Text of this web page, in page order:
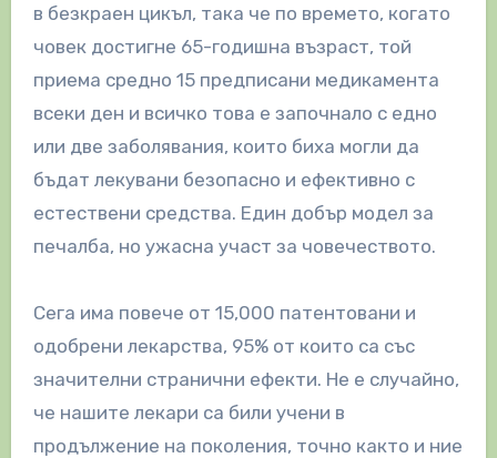
в безкраен цикъл, така че по времето, когато
човек достигне 65-годишна възраст, той
приема средно 15 предписани медикамента
всеки ден и всичко това е започнало с едно
или две заболявания, които биха могли да
бъдат лекувани безопасно и ефективно с
естествени средства. Един добър модел за
печалба, но ужасна участ за човечеството.
Сега има повече от 15,000 патентовани и
одобрени лекарства, 95% от които са със
значителни странични ефекти. Не е случайно,
че нашите лекари са били учени в
продължение на поколения, точно както и ние